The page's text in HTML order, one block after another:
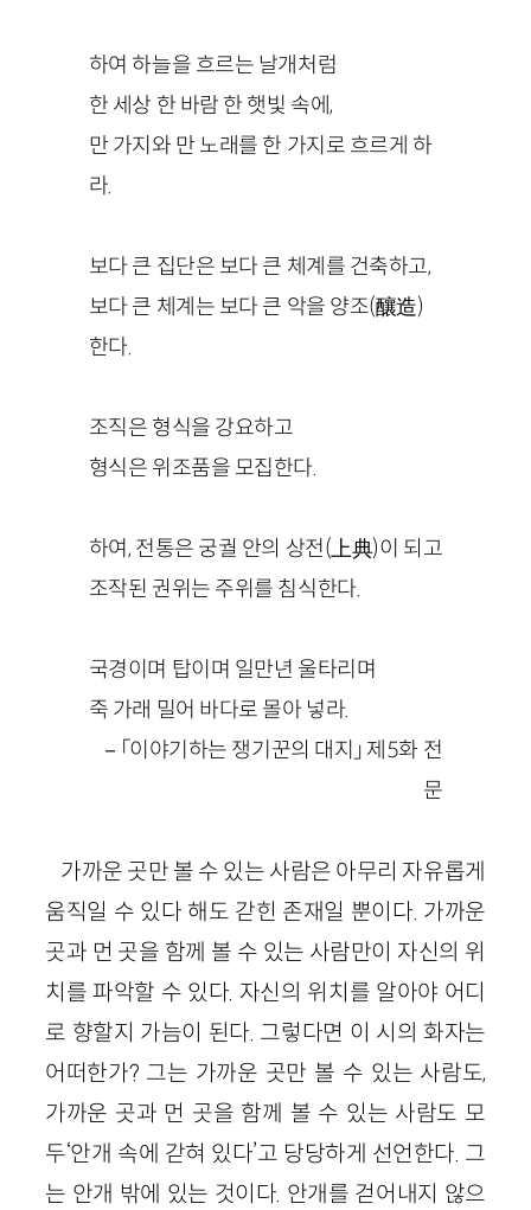
하여 하늘을 흐르는 날개처럼
한 세상 한 바람 한 햇빛 속에,
만 가지와 만 노래를 한 가지로 흐르게 하
라.
보다 큰 집단은 보다 큰 체계를 건축하고,
보다 큰 체계는 보다 큰 악을 양조(釀造)
한다.
조직은 형식을 강요하고
형식은 위조품을 모집한다.
하여, 전통은 궁궐 안의 상전(上典)이 되고
조작된 권위는 주위를 침식한다.
국경이며 탑이며 일만년 울타리며
죽 가래 밀어 바다로 몰아 넣라.
－「이야기하는 쟁기꾼의 대지」 제5화 전
문
가까운 곳만 볼 수 있는 사람은 아무리 자유롭게
움직일 수 있다 해도 갇힌 존재일 뿐이다. 가까운
곳과 먼 곳을 함께 볼 수 있는 사람만이 자신의 위
치를 파악할 수 있다. 자신의 위치를 알아야 어디
로 향할지 가늠이 된다. 그렇다면 이 시의 화자는
어떠한가? 그는 가까운 곳만 볼 수 있는 사람도,
가까운 곳과 먼 곳을 함께 볼 수 있는 사람도 모
두‘안개 속에 갇혀 있다’고 당당하게 선언한다. 그
는 안개 밖에 있는 것이다. 안개를 걷어내지 않으